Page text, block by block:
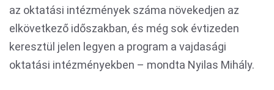
az oktatási intézmények száma növekedjen az
elkövetkező időszakban, és még sok évtizeden
keresztül jelen legyen a program a vajdasági
oktatási intézményekben – mondta Nyilas Mihály.